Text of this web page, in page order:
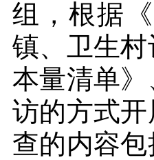
组，根据
镇、卫生
本量清单
访的方式
查的内容